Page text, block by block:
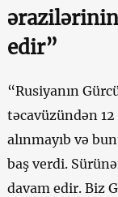
edir”
“Rusiyanın
təcavüzündən
alınmayıb və
baş verdi.
davam edir. Biz